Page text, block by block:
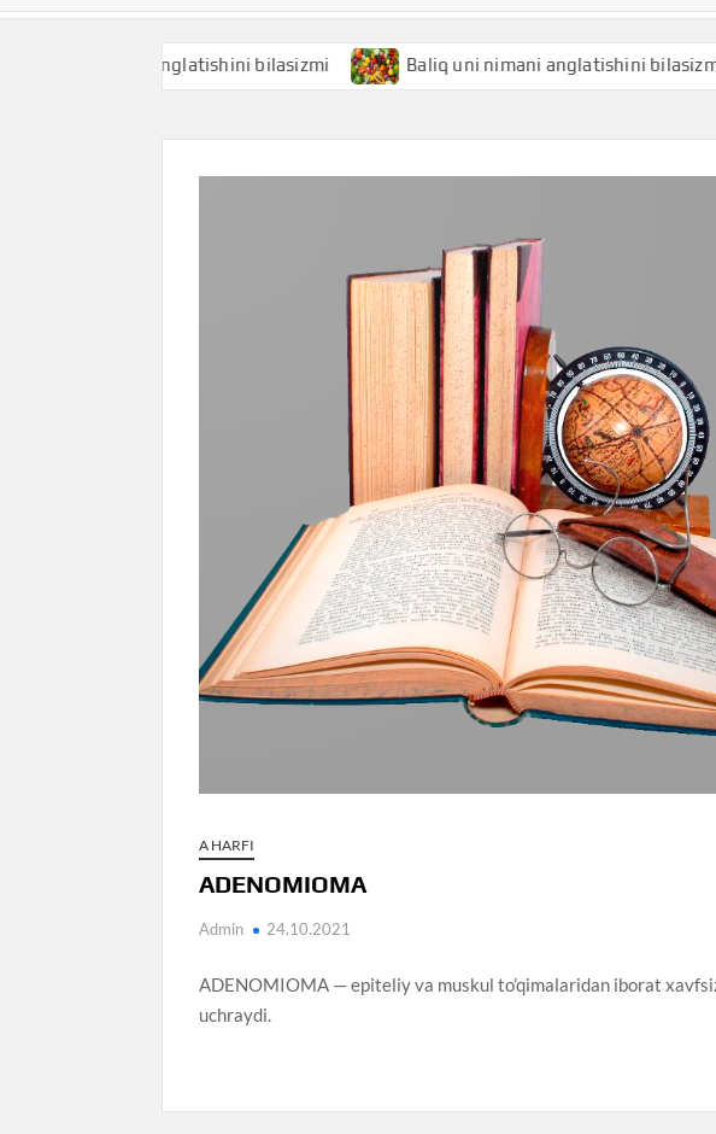
nimani anglatishini bilasizmi Baliq uni nimani anglatishini bilasizmi
A HARFI
ADENOMIOMA
Admin 24.10.2021
ADENOMIOMA — epiteliy va muskul to’qimalaridan iborat xavfsiz
uchraydi.